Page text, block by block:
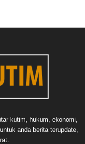
kutim, hukum, ekonomi,
anda berita terupdate,